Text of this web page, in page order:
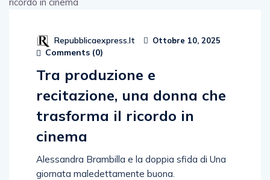
Repubblicaexpress.it Ottobre 10, 2025
Comments (0)
Tra produzione e
recitazione, una donna che
trasforma il ricordo in
cinema
Alessandra Brambilla e la doppia sfida di Una
giornata maledettamente buona.